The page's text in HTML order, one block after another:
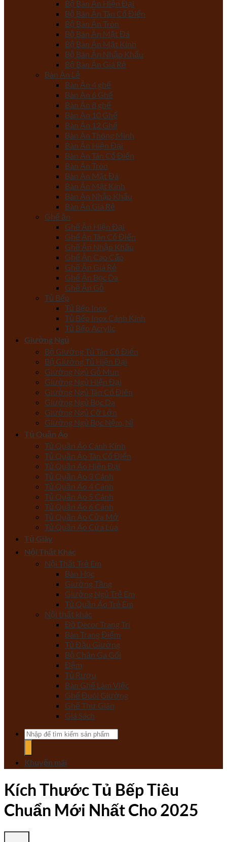
Bộ Bàn Ăn Hiện Đại
Bộ Bàn Ăn Tân Cổ Điển
Bộ Bàn Ăn Tròn
Bộ Bàn Ăn Mặt Đá
Bộ Bàn Ăn Mặt Kính
Bộ Bàn Ăn Nhập Khẩu
Bộ Bàn Ăn Giá Rẻ
Bàn Ăn Lẻ
Bàn Ăn 4 ghế
Bàn Ăn 6 Ghế
Bàn Ăn 8 ghế
Bàn Ăn 10 Ghế
Bàn Ăn 12 Ghế
Bàn Ăn Thông Minh
Bàn Ăn Hiện Đại
Bàn Ăn Tân Cổ Điển
Bàn Ăn Tròn
Bàn Ăn Mặt Đá
Bàn Ăn Mặt Kính
Bàn Ăn Nhập Khẩu
Bàn Ăn Giá Rẻ
Ghế ăn
Ghế Ăn Hiện Đại
Ghế Ăn Tân Cổ Điển
Ghế Ăn Nhập Khẩu
Ghế Ăn Cao Cấp
Ghế Ăn Giá Rẻ
Ghế Ăn Bọc Da
Ghế Ăn Gỗ
Tủ Bếp
Tủ Bếp Inox
Tủ Bếp Inox Cánh Kính
Tủ Bếp Acrylic
Giường Ngủ
Bộ Giường Tủ Tân Cổ Điển
Bộ Giường Tủ Hiện Đại
Giường Ngủ Gỗ Mun
Giường Ngủ Hiện Đại
Giường Ngủ Tân Cổ Điển
Giường Ngủ Bọc Da
Giường Ngủ Cỡ Lớn
Giường Ngủ Bọc Nệm, Nỉ
Tủ Quần Áo
Tủ Quần Áo Cánh Kính
Tủ Quần Áo Tân Cổ Điển
Tủ Quần Áo Hiện Đại
Tủ Quần Áo 3 Cánh
Tủ Quần Áo 4 Cánh
Tủ Quần Áo 5 Cánh
Tủ Quần Áo 6 Cánh
Tủ Quần Áo Cửa Mở
Tủ Quần Áo Cửa Lùa
Tủ Giày
Nội Thất Khác
Nội Thất Trẻ Em
Bàn Học
Giường Tầng
Giường Ngủ Trẻ Em
Tủ Quần Áo Trẻ Em
Nội thất khác
Đồ Decor Trang Trí
Bàn Trang Điểm
Tủ Đầu Giường
Bộ Chăn Ga Gối
Đệm
Tủ Rượu
Bàn Ghế Làm Việc
Ghế Đuôi Giường
Ghế Thư Giãn
Giá Sách
Tìm
kiếm:
Khuyến mãi
Kích Thước Tủ Bếp Tiêu
Chuẩn Mới Nhất Cho 2025